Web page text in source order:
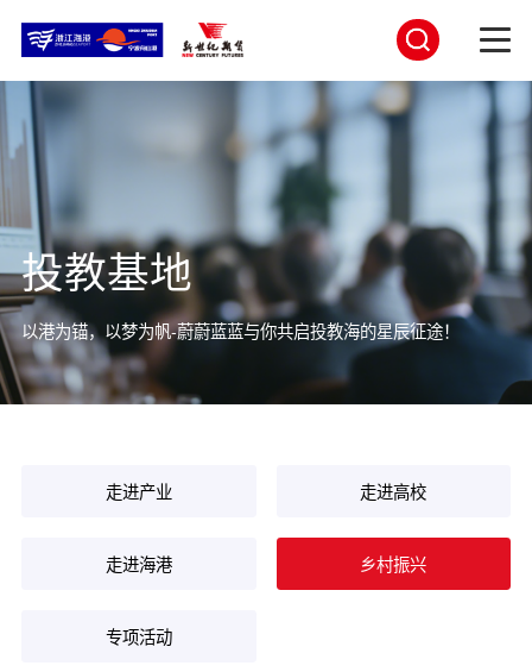
投教基地
以港为锚，以梦为帆-蔚蔚蓝蓝与你共启投教海的星辰征途！
走进产业 走进高校
走进海港 乡村振兴
专项活动